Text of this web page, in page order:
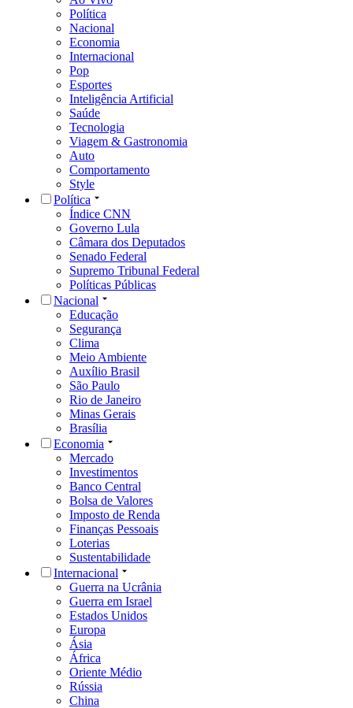
Política
Nacional
Economia
Internacional
Pop
Esportes
Inteligência Artificial
Saúde
Tecnologia
Viagem & Gastronomia
Auto
Comportamento
Style
Política
Índice CNN
Governo Lula
Câmara dos Deputados
Senado Federal
Supremo Tribunal Federal
Políticas Públicas
Nacional
Educação
Segurança
Clima
Meio Ambiente
Auxílio Brasil
São Paulo
Rio de Janeiro
Minas Gerais
Brasília
Economia
Mercado
Investimentos
Banco Central
Bolsa de Valores
Imposto de Renda
Finanças Pessoais
Loterias
Sustentabilidade
Internacional
Guerra na Ucrânia
Guerra em Israel
Estados Unidos
Europa
Ásia
África
Oriente Médio
Rússia
China